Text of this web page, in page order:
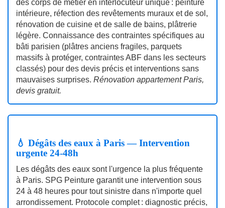
des corps de métier en interlocuteur unique : peinture
intérieure, réfection des revêtements muraux et de sol,
rénovation de cuisine et de salle de bains, plâtrerie
légère. Connaissance des contraintes spécifiques au
bâti parisien (plâtres anciens fragiles, parquets
massifs à protéger, contraintes ABF dans les secteurs
classés) pour des devis précis et interventions sans
mauvaises surprises. Rénovation appartement Paris,
devis gratuit.
💧 Dégâts des eaux à Paris — Intervention
urgente 24-48h
Les dégâts des eaux sont l'urgence la plus fréquente
à Paris. SPG Peinture garantit une intervention sous
24 à 48 heures pour tout sinistre dans n'importe quel
arrondissement. Protocole complet : diagnostic précis,